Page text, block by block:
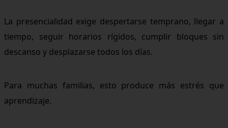
La presencialidad exige despertarse temprano, llegar a
tiempo, seguir horarios rígidos, cumplir bloques sin
descanso y desplazarse todos los días.
Para muchas familias, esto produce más estrés que
aprendizaje.